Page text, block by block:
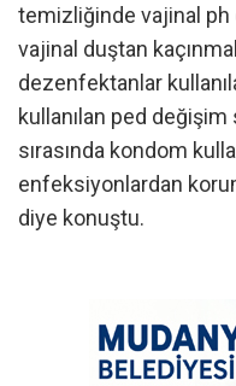
temizliğinde vajinal ph
vajinal duştan
dezenfektanlar
kullanılan ped değişim
sırasında kondom
enfeksiyonlardan
diye konuştu.